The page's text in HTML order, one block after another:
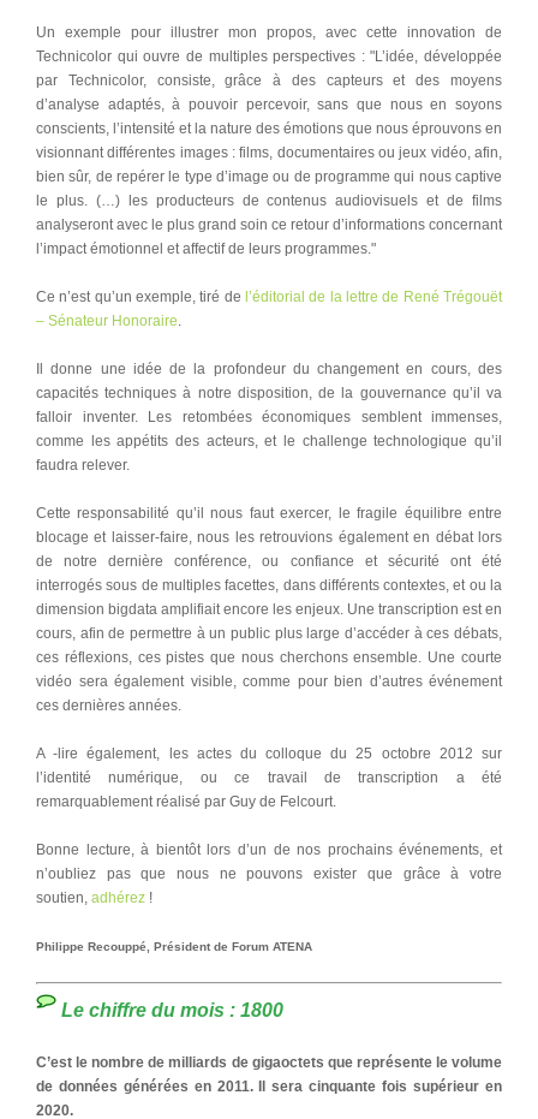
Un exemple pour illustrer mon propos, avec cette innovation de
Technicolor qui ouvre de multiples perspectives : "L’idée, développée
par Technicolor, consiste, grâce à des capteurs et des moyens
d’analyse adaptés, à pouvoir percevoir, sans que nous en soyons
conscients, l’intensité et la nature des émotions que nous éprouvons en
visionnant différentes images : films, documentaires ou jeux vidéo, afin,
bien sûr, de repérer le type d’image ou de programme qui nous captive
le plus. (…) les producteurs de contenus audiovisuels et de films
analyseront avec le plus grand soin ce retour d’informations concernant
l’impact émotionnel et affectif de leurs programmes."
Ce n’est qu’un exemple, tiré de l’éditorial de la lettre de René Trégouët
– Sénateur Honoraire
Il donne une idée de la profondeur du changement en cours, des
capacités techniques à notre disposition, de la gouvernance qu’il va
falloir inventer. Les retombées économiques semblent immenses,
comme les appétits des acteurs, et le challenge technologique qu’il
faudra relever.
Cette responsabilité qu’il nous faut exercer, le fragile équilibre entre
blocage et laisser-faire, nous les retrouvions également en débat lors
de notre dernière conférence, ou confiance et sécurité ont été
interrogés sous de multiples facettes, dans différents contextes, et ou la
dimension bigdata amplifiait encore les enjeux. Une transcription est en
cours, afin de permettre à un public plus large d’accéder à ces débats,
ces réflexions, ces pistes que nous cherchons ensemble. Une courte
vidéo sera également visible, comme pour bien d’autres événement
ces dernières années.
A -lire également, les actes du colloque du 25 octobre 2012 sur
l’identité numérique, ou ce travail de transcription a été
remarquablement réalisé par Guy de Felcourt.
Bonne lecture, à bientôt lors d’un de nos prochains événements, et
n’oubliez pas que nous ne pouvons exister que grâce à votre
soutien, adhérez !
Philippe Recouppé, Président de Forum ATENA
Le chiffre du mois : 1800
C’est le nombre de milliards de gigaoctets que représente le volume
de données générées en 2011. Il sera cinquante fois supérieur en
2020.